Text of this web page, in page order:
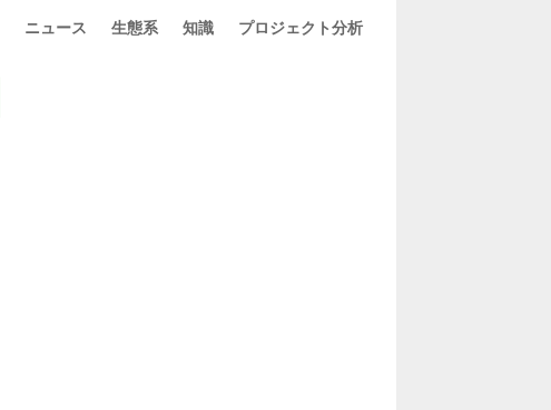
ニュース 生態系 知識 プロジェクト分析